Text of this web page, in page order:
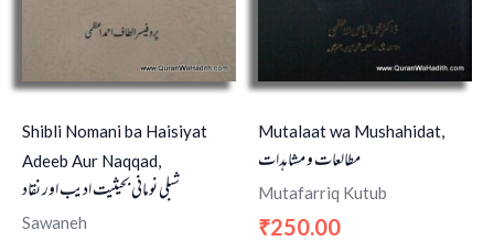
Shibli Nomani ba Haisiyat
Adeeb Aur Naqqad,
شبلی نومانی بحیثیت ادیب اور نقاد
Sawaneh
Mutalaat wa Mushahidat,
مطالعات و مشاہدات
Mutafarriq Kutub
₹250.00